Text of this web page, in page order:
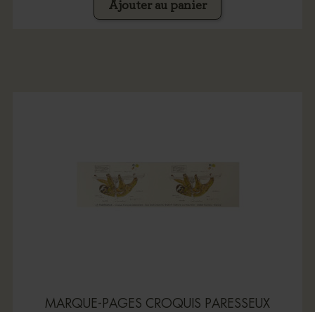
Ajouter au panier
MARQUE-PAGES CROQUIS PARESSEUX